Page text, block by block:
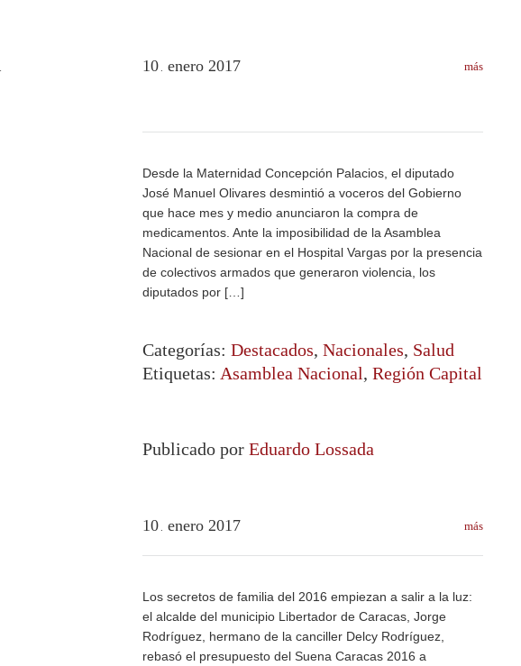
10 enero 2017
Desde la Maternidad Concepción Palacios, el diputado
José Manuel Olivares desmintió a voceros del Gobierno
que hace mes y medio anunciaron la compra de
medicamentos. Ante la imposibilidad de la Asamblea
Nacional de sesionar en el Hospital Vargas por la presencia
de colectivos armados que generaron violencia, los
diputados por […]
más
Categorías: Destacados, Nacionales, Salud
Etiquetas: Asamblea Nacional, Región Capital
Publicado por Eduardo Lossada
10 enero 2017
Los secretos de familia del 2016 empiezan a salir a la luz:
el alcalde del municipio Libertador de Caracas, Jorge
Rodríguez, hermano de la canciller Delcy Rodríguez,
rebasó el presupuesto del Suena Caracas 2016 a
más